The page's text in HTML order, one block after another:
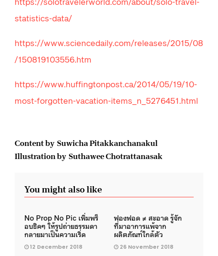
statistics-data/
https://www.sciencedaily.com/releases/2015/08
/150819103556.htm
https://www.huffingtonpost.ca/2014/05/19/10-
most-forgotten-vacation-items_n_5276451.html
Content by Suwicha Pitakkanchanakul
Illustration by Suthawee Chotrattanasak
You might also like
No Prop No Pic เพิ่มพร็
อบชิคๆ ให้รูปถ่ายธรรมดา
กลายมาเป็นความเริ่ด
12 December 2018
ฟองฟอด ≠ สะอาด รู้จัก
ที่มาอาการแพ้จาก
ผลิตภัณฑ์ใกล้ตัว
26 November 2018